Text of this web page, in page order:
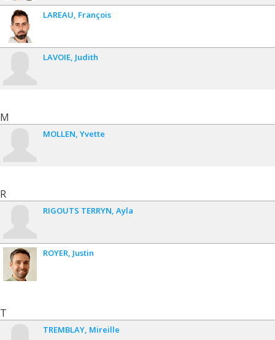
LAREAU François
LAVOIE Judith
M
MOLLEN Yvette
R
RIGOUTS TERRYN Ayla
ROYER Justin
T
TREMBLAY Mireille